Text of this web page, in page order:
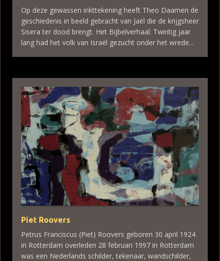
Op deze gewassen inkttekening heeft Theo Daamen de
geschiedenis in beeld gebracht van Jaël die de krijgsheer
Sisera ter dood brengt. Het Bijbelverhaal: Twintig jaar
lang had het volk van Israël gezucht onder het wrede...
Piet Roovers
Petrus Franciscus (Piet) Roovers geboren 30 april 1924
in Rotterdam overleden 28 februari 1997 in Rotterdam
was een Nederlands schilder, tekenaar, wandschilder,